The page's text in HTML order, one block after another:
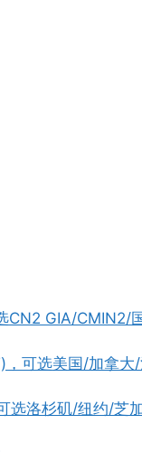
CN2 GIA/CMIN2/
可选美国/加拿大
选洛杉矶/纽约/芝